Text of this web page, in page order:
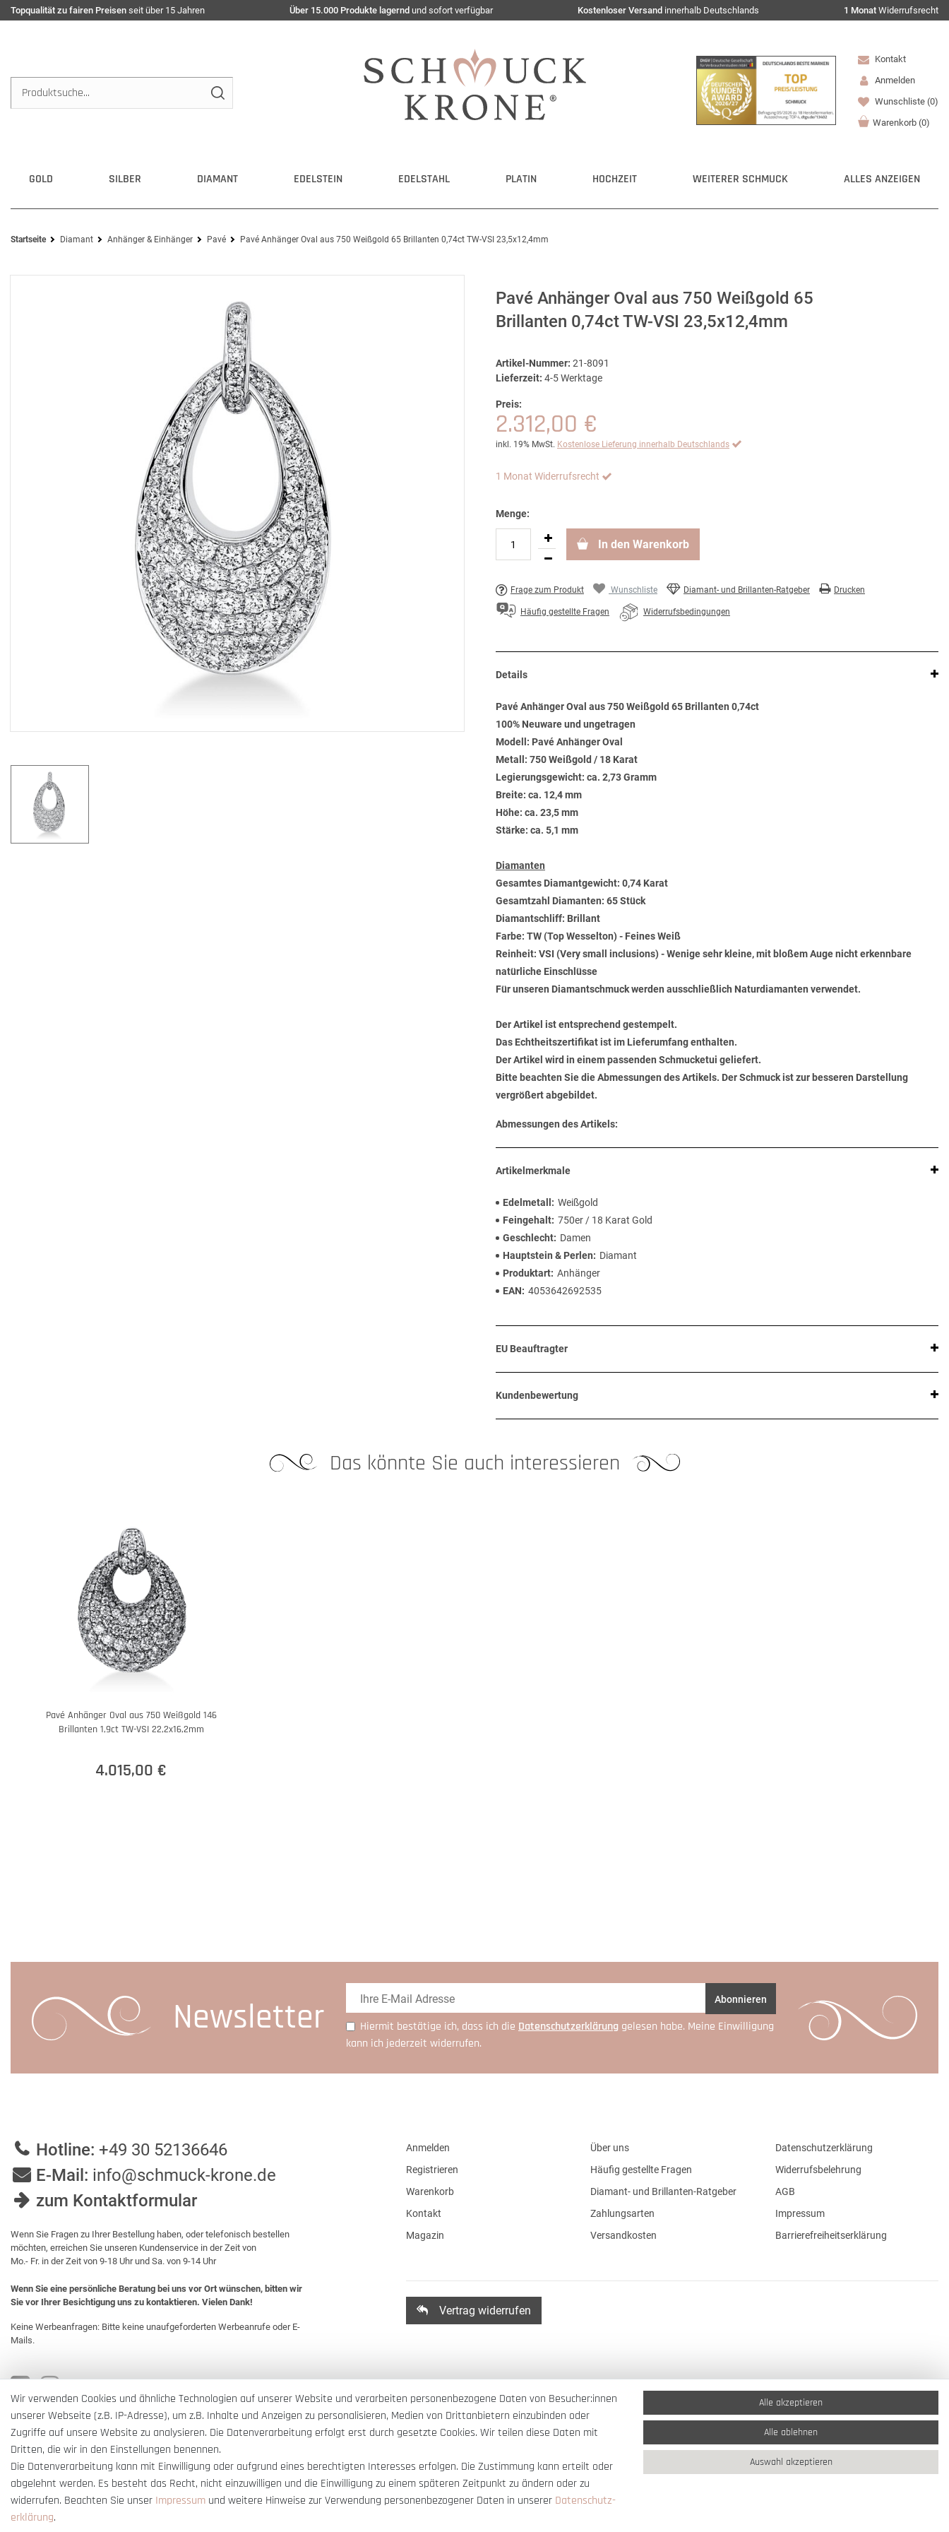
Topqualität zu fairen Preisen seit über 15 Jahren Über 15.000 Produkte lagernd und sofort verfügbar Kostenloser Versand innerhalb Deutschlands 1 Monat Widerrufsrecht
Kontakt
Anmelden
Wunschliste (0)
Warenkorb (0)
GOLD SILBER DIAMANT EDELSTEIN EDELSTAHL PLATIN HOCHZEIT WEITERER SCHMUCK ALLES ANZEIGEN
Startseite Diamant Anhänger & Einhänger Pavé Pavé Anhänger Oval aus 750 Weißgold 65 Brillanten 0,74ct TW-VSI 23,5x12,4mm
Pavé Anhänger Oval aus 750 Weißgold 65
Brillanten 0,74ct TW-VSI 23,5x12,4mm
Artikel-Nummer: 21-8091
Lieferzeit: 4-5 Werktage
Preis:
2.312,00 €
inkl. 19% MwSt. Kostenlose Lieferung innerhalb Deutschlands
1 Monat Widerrufsrecht
Menge:
In den Warenkorb
Frage zum Produkt Wunschliste Diamant- und Brillanten-Ratgeber Drucken
Häufig gestellte Fragen Widerrufsbedingungen
Details
Pavé Anhänger Oval aus 750 Weißgold 65 Brillanten 0,74ct
100% Neuware und ungetragen
Modell: Pavé Anhänger Oval
Metall: 750 Weißgold / 18 Karat
Legierungsgewicht: ca. 2,73 Gramm
Breite: ca. 12,4 mm
Höhe: ca. 23,5 mm
Stärke: ca. 5,1 mm
Diamanten
Gesamtes Diamantgewicht: 0,74 Karat
Gesamtzahl Diamanten: 65 Stück
Diamantschliff: Brillant
Farbe: TW (Top Wesselton) - Feines Weiß
Reinheit: VSI (Very small inclusions) - Wenige sehr kleine, mit bloßem Auge nicht erkennbare
natürliche Einschlüsse
Für unseren Diamantschmuck werden ausschließlich Naturdiamanten verwendet.
Der Artikel ist entsprechend gestempelt.
Das Echtheitszertifikat ist im Lieferumfang enthalten.
Der Artikel wird in einem passenden Schmucketui geliefert.
Bitte beachten Sie die Abmessungen des Artikels. Der Schmuck ist zur besseren Darstellung
vergrößert abgebildet.
Abmessungen des Artikels:
Artikelmerkmale
Edelmetall
Weißgold
Feingehalt 750er / 18 Karat Gold
Geschlecht
Damen
Hauptstein & Perlen
Diamant
Produktart Anhänger
EAN
4053642692535
EU Beauftragter
Kundenbewertung
Das könnte Sie auch interessieren
Pavé Anhänger Oval aus 750 Weißgold 146
Brillanten 1,9ct TW-VSI 22,2x16,2mm
4.015,00 €
Newsletter Abonnieren
Hiermit bestätige ich, dass ich die Daten­schutz­erklärung gelesen habe. Meine Einwilligung
kann ich jederzeit widerrufen.
Hotline: +49 30 52136646
E-Mail: info@schmuck-krone.de
zum Kontaktformular
Wenn Sie Fragen zu Ihrer Bestellung haben, oder telefonisch bestellen
möchten, erreichen Sie unseren Kundenservice in der Zeit von
Mo.- Fr. in der Zeit von 9-18 Uhr und Sa. von 9-14 Uhr
Wenn Sie eine persönliche Beratung bei uns vor Ort wünschen, bitten wir
Sie vor Ihrer Besichtigung uns zu kontaktieren. Vielen Dank!
Keine Werbeanfragen: Bitte keine unaufgeforderten Werbeanrufe oder E-
Mails.
Anmelden
Registrieren
Warenkorb
Kontakt
Magazin
Über uns
Häufig gestellte Fragen
Diamant- und Brillanten-Ratgeber
Zahlungsarten
Versandkosten
Datenschutzerklärung
Widerrufsbelehrung
AGB
Impressum
Barrierefreiheitserklärung
Vertrag widerrufen
* Alle Preise verstehen sich inkl. gesetzl. MwSt. und
Wir verwenden Cookies und ähnliche Technologien auf unserer Website und verarbeiten personenbezogene Daten von Besucher:innen
unserer Webseite (z.B. IP-Adresse), um z.B. Inhalte und Anzeigen zu personalisieren, Medien von Drittanbietern einzubinden oder
Zugriffe auf unsere Website zu analysieren. Die Datenverarbeitung erfolgt erst durch gesetzte Cookies. Wir teilen diese Daten mit
Dritten, die wir in den Einstellungen benennen.
Die Datenverarbeitung kann mit Einwilligung oder aufgrund eines berechtigten Interesses erfolgen. Die Zustimmung kann erteilt oder
abgelehnt werden. Es besteht das Recht, nicht einzuwilligen und die Einwilligung zu einem späteren Zeitpunkt zu ändern oder zu
widerrufen. Beachten Sie unser Impressum und weitere Hinweise zur Verwendung personenbezogener Daten in unserer Daten­schutz­
erklärung.
Alle akzeptieren
Alle ablehnen
Auswahl akzeptieren